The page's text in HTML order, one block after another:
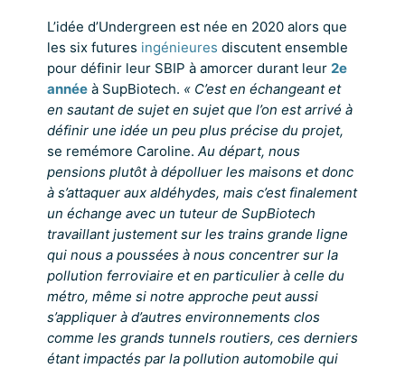
L’idée d’Undergreen est née en 2020 alors que
les six futures ingénieures discutent ensemble
pour définir leur SBIP à amorcer durant leur 2e
année à SupBiotech. « C’est en échangeant et
en sautant de sujet en sujet que l’on est arrivé à
définir une idée un peu plus précise du projet,
se remémore Caroline. Au départ, nous
pensions plutôt à dépolluer les maisons et donc
à s’attaquer aux aldéhydes, mais c’est finalement
un échange avec un tuteur de SupBiotech
travaillant justement sur les trains grande ligne
qui nous a poussées à nous concentrer sur la
pollution ferroviaire et en particulier à celle du
métro, même si notre approche peut aussi
s’appliquer à d’autres environnements clos
comme les grands tunnels routiers, ces derniers
étant impactés par la pollution automobile qui